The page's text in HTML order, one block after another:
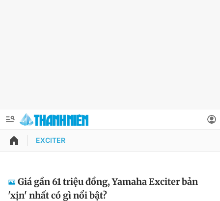
QUẢNG CÁO
Thông tin tài khoản
Đổi mật khẩu
EXCITER
Giá gần 61 triệu đồng, Yamaha Exciter bản
'xịn' nhất có gì nổi bật?